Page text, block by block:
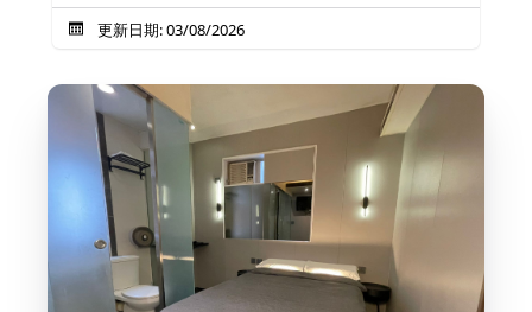
更新日期: 03/08/2026